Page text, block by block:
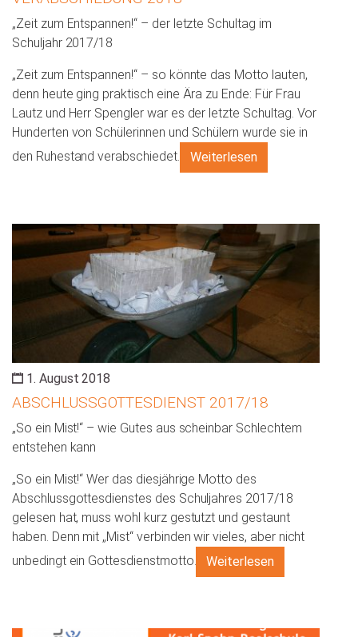
„Zeit zum Entspannen!“ – der letzte Schultag im
Schuljahr 2017/18
„Zeit zum Entspannen!“ – so könnte das Motto lauten,
denn heute ging praktisch eine Ära zu Ende: Für Frau
Lautz und Herr Spengler war es der letzte Schultag. Vor
Hunderten von Schülerinnen und Schülern wurde sie in
den Ruhestand verabschiedet.
Weiterlesen
1. August 2018
ABSCHLUSSGOTTESDIENST 2017/18
„So ein Mist!“ – wie Gutes aus scheinbar Schlechtem
entstehen kann
„So ein Mist!“ Wer das diesjährige Motto des
Abschlussgottesdienstes des Schuljahres 2017/18
gelesen hat, muss wohl kurz gestutzt und gestaunt
haben. Denn mit „Mist“ verbinden wir vieles, aber nicht
unbedingt ein Gottesdienstmotto.
Weiterlesen